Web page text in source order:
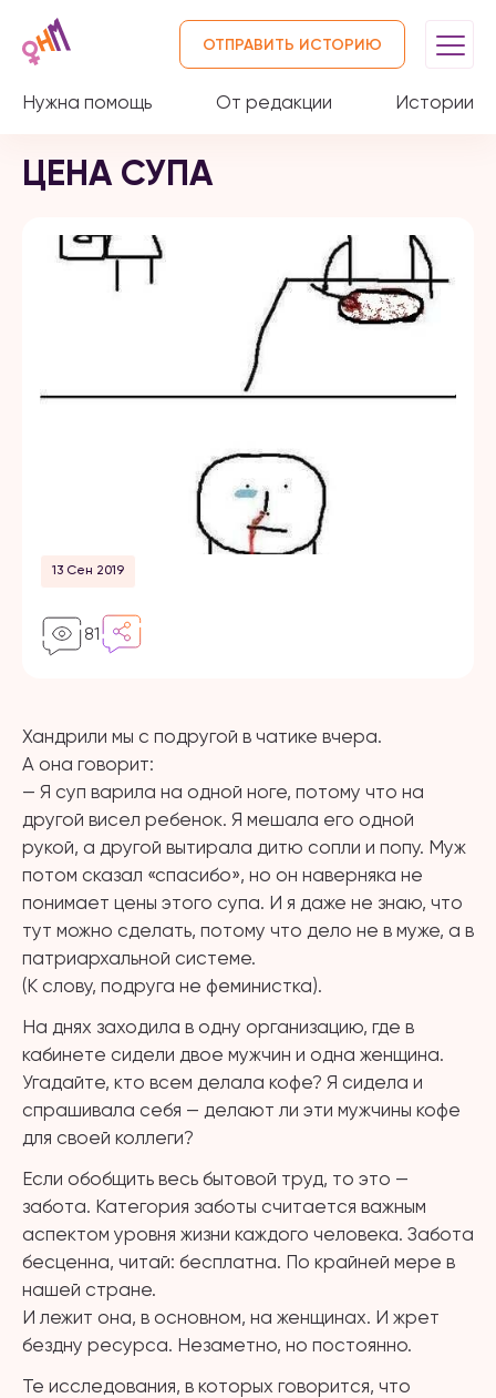
Нужна помощь От редакции Истории
ОТПРАВИТЬ ИСТОРИЮ
ЦЕНА СУПА
13 Сен 2019
81
Хандрили мы с подругой в чатике вчера.
А она говорит:
— Я суп варила на одной ноге, потому что на
другой висел ребенок. Я мешала его одной
рукой, а другой вытирала дитю сопли и попу. Муж
потом сказал «спасибо», но он наверняка не
понимает цены этого супа. И я даже не знаю, что
тут можно сделать, потому что дело не в муже, а в
патриархальной системе.
(К слову, подруга не феминистка).
На днях заходила в одну организацию, где в
кабинете сидели двое мужчин и одна женщина.
Угадайте, кто всем делала кофе? Я сидела и
спрашивала себя — делают ли эти мужчины кофе
для своей коллеги?
Если обобщить весь бытовой труд, то это —
забота. Категория заботы считается важным
аспектом уровня жизни каждого человека. Забота
бесценна, читай: бесплатна. По крайней мере в
нашей стране.
И лежит она, в основном, на женщинах. И жрет
бездну ресурса. Незаметно, но постоянно.
Те исследования, в которых говорится, что